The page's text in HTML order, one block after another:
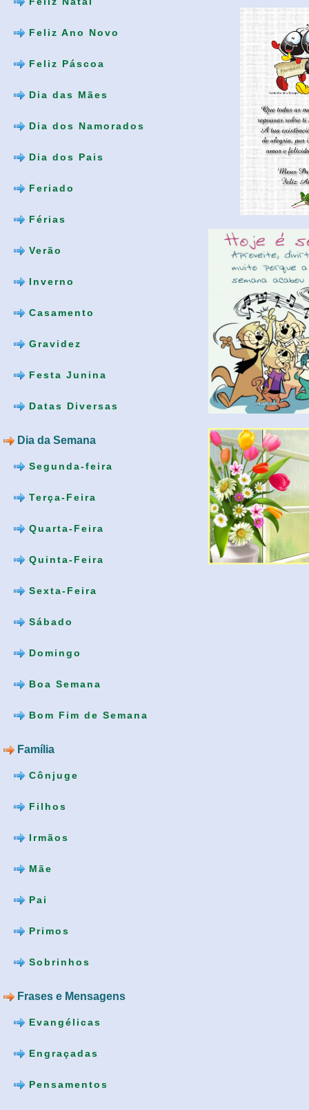
Feliz Ano Novo
Feliz Páscoa
Dia das Mães
Dia dos Namorados
Dia dos Pais
Feriado
Férias
Verão
Inverno
Casamento
Gravidez
Festa Junina
Datas Diversas
Dia da Semana
Segunda-feira
Terça-Feira
Quarta-Feira
Quinta-Feira
Sexta-Feira
Sábado
Domingo
Boa Semana
Bom Fim de Semana
Família
Cônjuge
Filhos
Irmãos
Mãe
Pai
Primos
Sobrinhos
Frases e Mensagens
Evangélicas
Engraçadas
Pensamentos